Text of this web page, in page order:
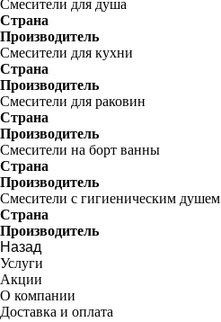
Смесители для душа
Страна
Производитель
Смесители для кухни
Страна
Производитель
Смесители для раковин
Страна
Производитель
Смесители на борт ванны
Страна
Производитель
Смесители с гигиеническим душем
Страна
Производитель
Назад
Услуги
Акции
О компании
Доставка и оплата